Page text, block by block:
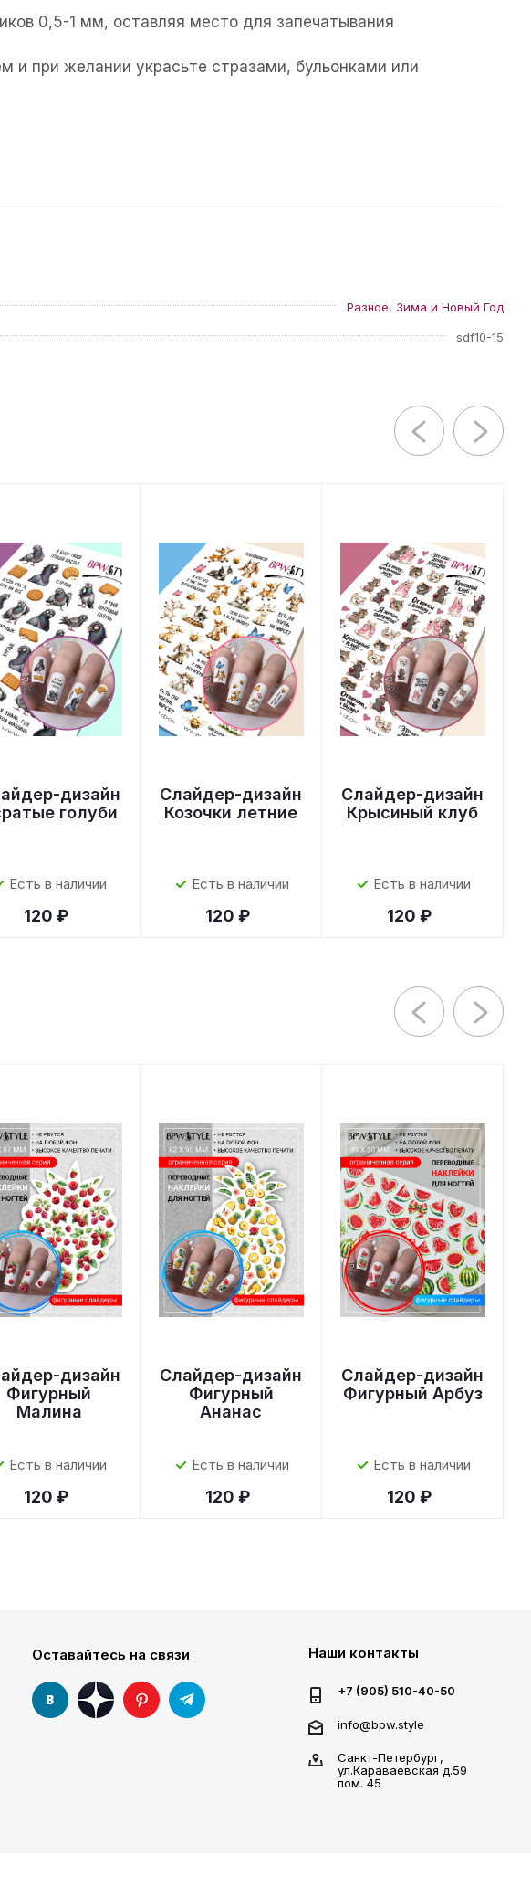
0,5-1 мм, оставляя место для запечатывания
и при желании украсьте стразами, бульонками или
Разное, Зима и Новый Год
sdf10-15
дизайн
голуби
Есть в наличии
120 ₽
Слайдер-дизайн
Козочки летние
Есть в наличии
120 ₽
Слайдер-дизайн
Крысиный клуб
Есть в наличии
120 ₽
дизайн
Фигурный
Малина
Есть в наличии
120 ₽
Слайдер-дизайн
Фигурный
Ананас
Есть в наличии
120 ₽
Слайдер-дизайн
Фигурный Арбуз
Есть в наличии
120 ₽
Оставайтесь на связи Наши контакты
+7 (905) 510-40-50
info@bpw.style
Санкт-Петербург,
ул.Караваевская д.59
пом. 45